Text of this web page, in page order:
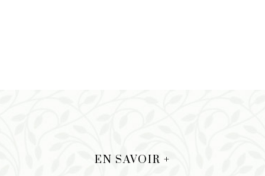
EN SAVOIR +